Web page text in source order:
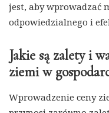
jest, aby wprowadzać
odpowiedzialnego i
Jakie są zalety i
ziemi w
Wprowadzenie ceny